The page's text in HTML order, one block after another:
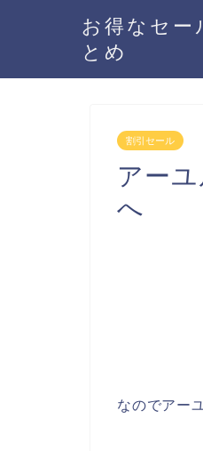
お得なセー
とめ
割引セール
アー
へ
なのでアー